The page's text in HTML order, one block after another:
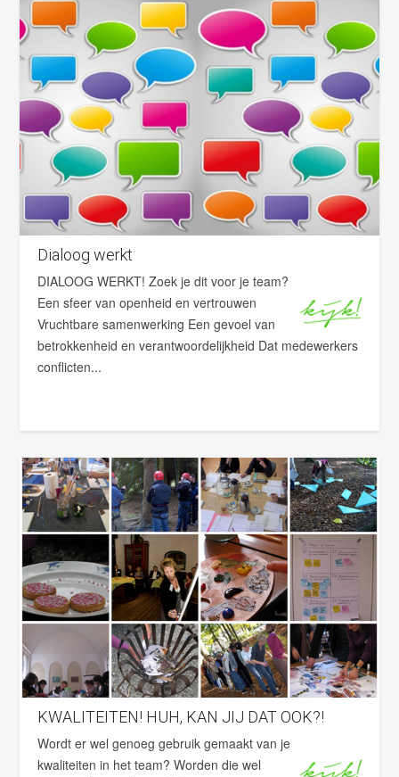
Dialoog werkt
DIALOOG WERKT! Zoek je dit voor je team?
Een sfeer van openheid en vertrouwen
Vruchtbare samenwerking Een gevoel van
betrokkenheid en verantwoordelijkheid Dat medewerkers
conflicten...
KWALITEITEN! HUH, KAN JIJ DAT OOK?!
Wordt er wel genoeg gebruik gemaakt van je
kwaliteiten in het team? Worden die wel